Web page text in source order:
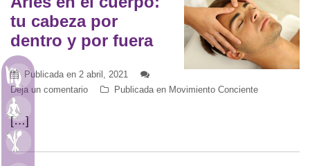
tu cabeza por
dentro y por fuera
Publicada en 2 abril, 2021
Deja un comentario
Publicada en Movimiento Conciente
[…]
Astrología